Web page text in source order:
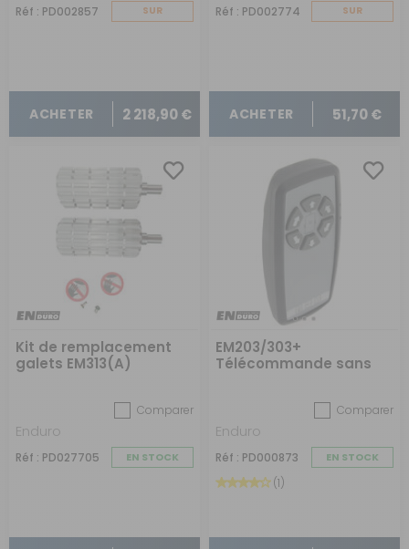
Réf : PD002857
SUR
ACHETER 2 218,90 €
Réf : PD002774
SUR
ACHETER 51,70 €
Kit de remplacement
galets EM313(A)
Comparer
Enduro
Réf : PD027705 EN STOCK
EM203/303+
Télécommande sans
Comparer
Enduro
Réf : PD000873 EN STOCK
(1)